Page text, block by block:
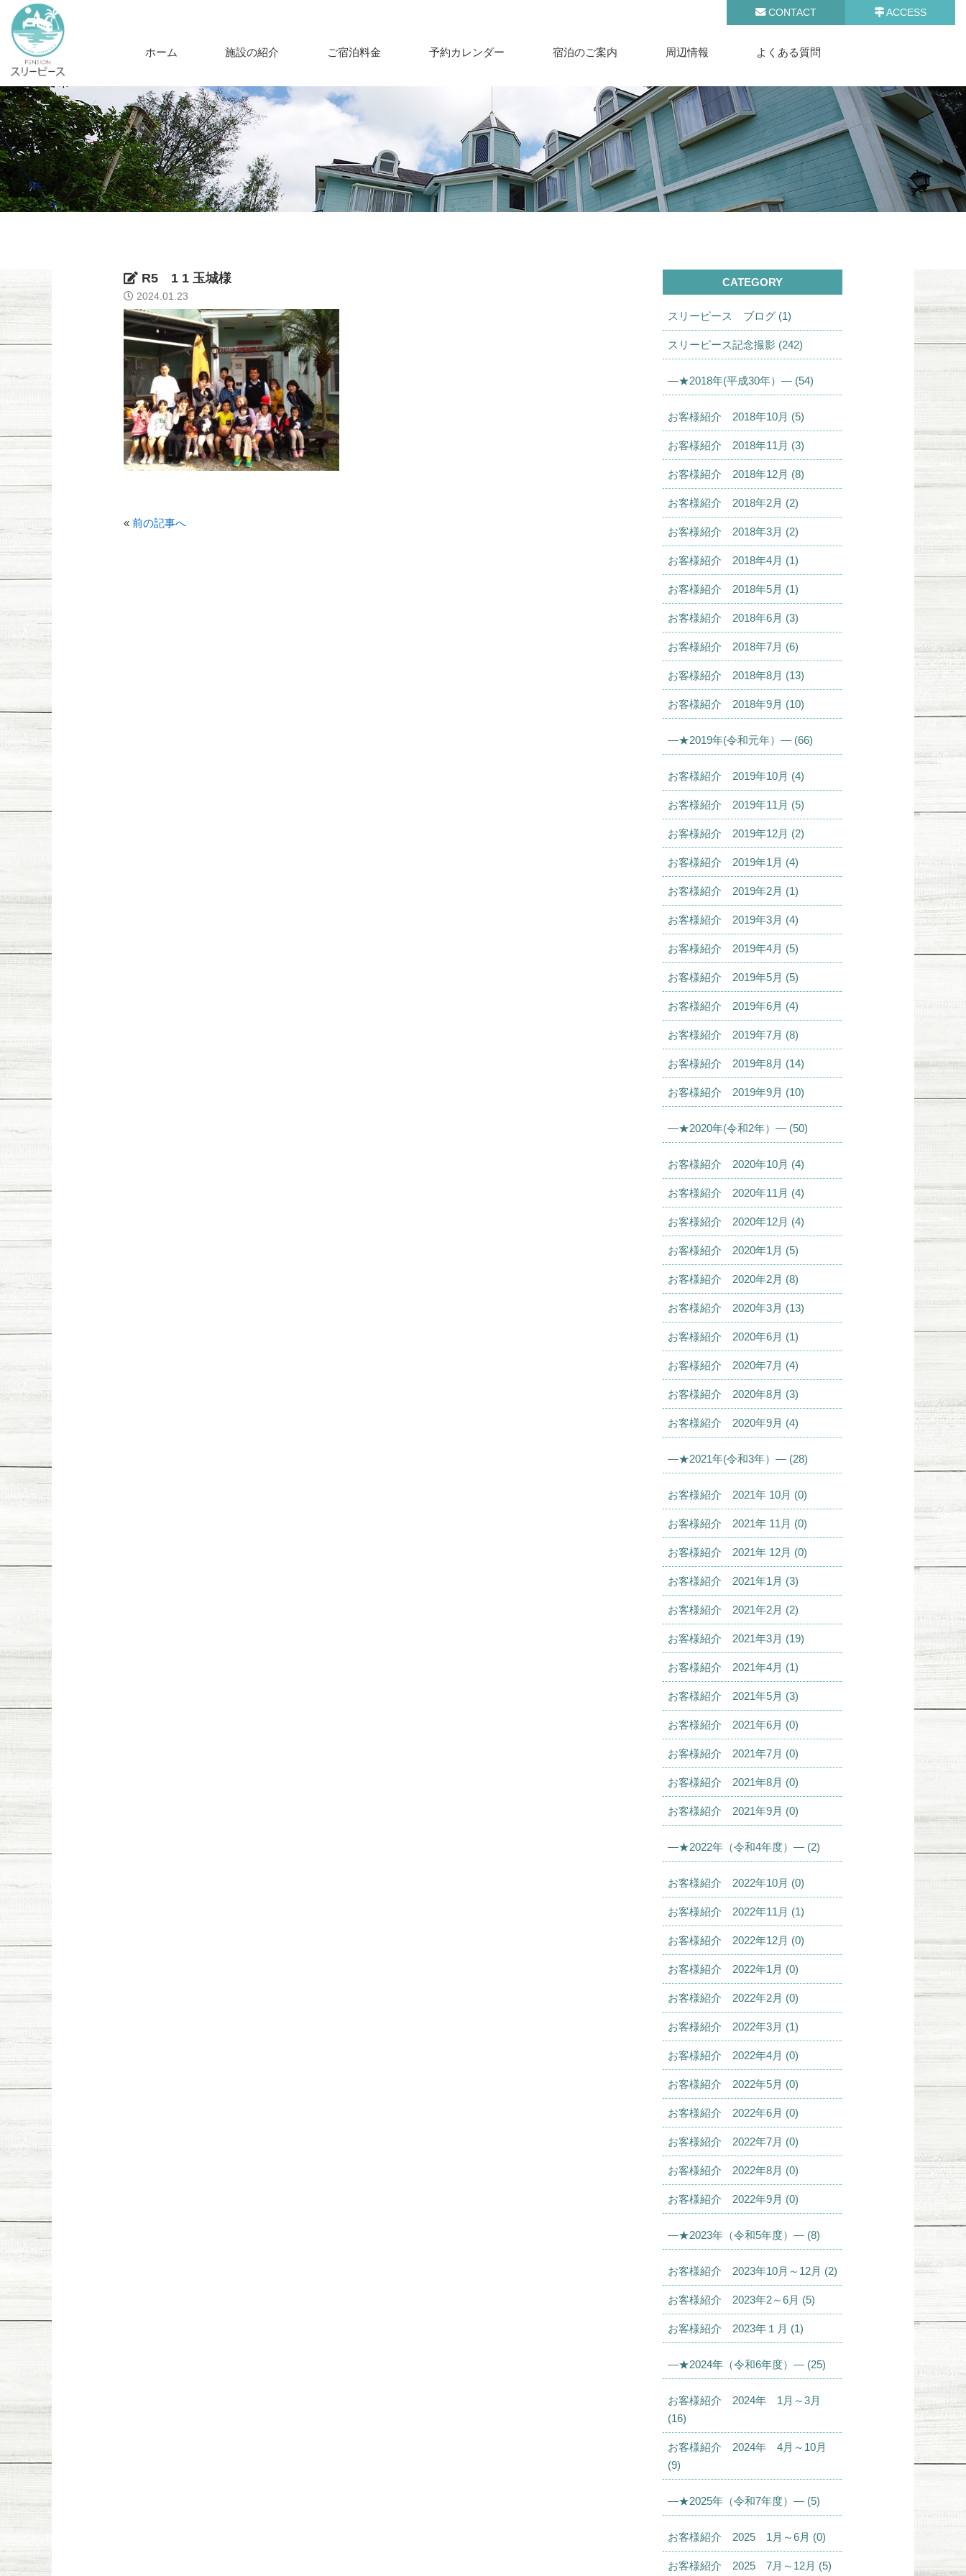
ACCESS
CONTACT
ホーム 施設の紹介 ご宿泊料金 予約カレンダー 宿泊のご案内 周辺情報 よくある質問
R5 1 1 玉城様
2024.01.23
« 前の記事へ
CATEGORY
スリーピース ブログ (1)
スリーピース記念撮影 (242)
—★2018年(平成30年）— (54)
お客様紹介 2018年10月 (5)
お客様紹介 2018年11月 (3)
お客様紹介 2018年12月 (8)
お客様紹介 2018年2月 (2)
お客様紹介 2018年3月 (2)
お客様紹介 2018年4月 (1)
お客様紹介 2018年5月 (1)
お客様紹介 2018年6月 (3)
お客様紹介 2018年7月 (6)
お客様紹介 2018年8月 (13)
お客様紹介 2018年9月 (10)
—★2019年(令和元年）— (66)
お客様紹介 2019年10月 (4)
お客様紹介 2019年11月 (5)
お客様紹介 2019年12月 (2)
お客様紹介 2019年1月 (4)
お客様紹介 2019年2月 (1)
お客様紹介 2019年3月 (4)
お客様紹介 2019年4月 (5)
お客様紹介 2019年5月 (5)
お客様紹介 2019年6月 (4)
お客様紹介 2019年7月 (8)
お客様紹介 2019年8月 (14)
お客様紹介 2019年9月 (10)
—★2020年(令和2年）— (50)
お客様紹介 2020年10月 (4)
お客様紹介 2020年11月 (4)
お客様紹介 2020年12月 (4)
お客様紹介 2020年1月 (5)
お客様紹介 2020年2月 (8)
お客様紹介 2020年3月 (13)
お客様紹介 2020年6月 (1)
お客様紹介 2020年7月 (4)
お客様紹介 2020年8月 (3)
お客様紹介 2020年9月 (4)
—★2021年(令和3年）— (28)
お客様紹介 2021年 10月 (0)
お客様紹介 2021年 11月 (0)
お客様紹介 2021年 12月 (0)
お客様紹介 2021年1月 (3)
お客様紹介 2021年2月 (2)
お客様紹介 2021年3月 (19)
お客様紹介 2021年4月 (1)
お客様紹介 2021年5月 (3)
お客様紹介 2021年6月 (0)
お客様紹介 2021年7月 (0)
お客様紹介 2021年8月 (0)
お客様紹介 2021年9月 (0)
—★2022年（令和4年度）— (2)
お客様紹介 2022年10月 (0)
お客様紹介 2022年11月 (1)
お客様紹介 2022年12月 (0)
お客様紹介 2022年1月 (0)
お客様紹介 2022年2月 (0)
お客様紹介 2022年3月 (1)
お客様紹介 2022年4月 (0)
お客様紹介 2022年5月 (0)
お客様紹介 2022年6月 (0)
お客様紹介 2022年7月 (0)
お客様紹介 2022年8月 (0)
お客様紹介 2022年9月 (0)
—★2023年（令和5年度）— (8)
お客様紹介 2023年10月～12月 (2)
お客様紹介 2023年2～6月 (5)
お客様紹介 2023年１月 (1)
—★2024年（令和6年度）— (25)
お客様紹介 2024年 1月～3月
(16)
お客様紹介 2024年 4月～10月
(9)
—★2025年（令和7年度）— (5)
お客様紹介 2025 1月～6月 (0)
お客様紹介 2025 7月～12月 (5)